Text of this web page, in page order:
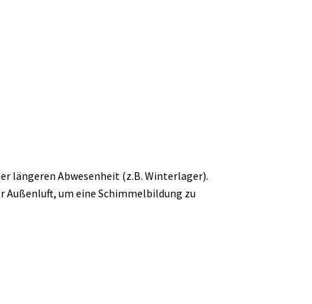
längeren Abwesenheit (z.B. Winterlager).
um eine Schimmelbildung zu